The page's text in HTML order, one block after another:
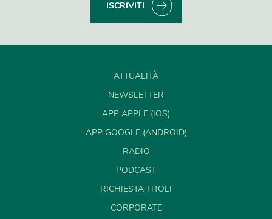
ISCRIVITI
ATTUALITÀ
NEWSLETTER
APP APPLE (IOS)
APP GOOGLE (ANDROID)
RADIO
PODCAST
RICHIESTA TITOLI
CORPORATE